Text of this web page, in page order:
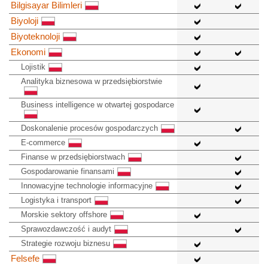
Bilgisayar Bilimleri
Biyoloji
Biyoteknoloji
Ekonomi
Lojistik
Analityka biznesowa w przedsiębiorstwie
Business intelligence w otwartej gospodarce
Doskonalenie procesów gospodarczych
E-commerce
Finanse w przedsiębiorstwach
Gospodarowanie finansami
Innowacyjne technologie informacyjne
Logistyka i transport
Morskie sektory offshore
Sprawozdawczość i audyt
Strategie rozwoju biznesu
Felsefe